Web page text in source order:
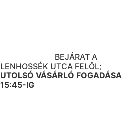
BEJÁRAT A
LENHOSSÉK UTCA FELŐL;
UTOLSÓ VÁSÁRLÓ FOGADÁSA
15:45-IG